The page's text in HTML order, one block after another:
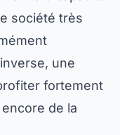
société très
une
fortement
de la